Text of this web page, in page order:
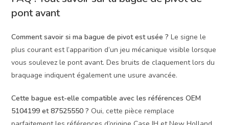
pont avant
Comment savoir si ma bague de pivot est usée ? Le signe le
plus courant est l’apparition d’un jeu mécanique visible lorsque
vous soulevez le pont avant. Des bruits de claquement lors du
braquage indiquent également une usure avancée.
Cette bague est-elle compatible avec les références OEM
5104199 et 87525550 ? Oui, cette pièce remplace